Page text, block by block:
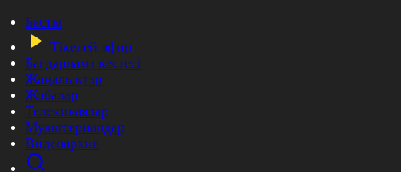
Басты
Тікелей эфир
Бағдарлама кестесі
Жаңалықтар
Жобалар
Телехикаялар
Мультсериалдар
Видеоархив